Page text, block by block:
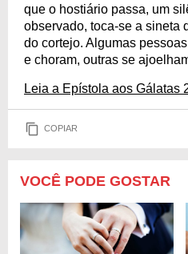
que o hostiário passa, um
observado, toca-se a sineta
do cortejo. Algumas
e choram, outras se
Leia a Epístola aos Gálatas
COPIAR
VOCÊ PODE GOSTAR